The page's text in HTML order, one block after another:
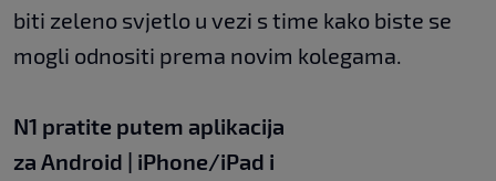
biti zeleno svjetlo u vezi s time kako biste se
mogli odnositi prema novim kolegama.
N1 pratite putem aplikacija
za Android | iPhone/iPad i